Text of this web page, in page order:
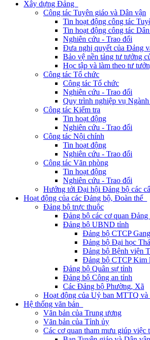
Xây dựng Đảng
Công tác Tuyên giáo và Dân vận
Tin hoạt động công tác
Tin hoạt động công tác
Nghiên cứu - Trao đổi
Đưa nghị quyết của Đảng
Bảo vệ nền tảng tư tưởng
Học tập và làm theo tư
Công tác Tổ chức
Công tác Tổ chức
Nghiên cứu - Trao đổi
Quy trình nghiệp vụ
Công tác Kiểm tra
Tin hoạt động
Nghiên cứu - Trao đổi
Công tác Nội chính
Tin hoạt động
Nghiên cứu - Trao đổi
Công tác Văn phòng
Tin hoạt động
Nghiên cứu - Trao đổi
Hướng tới Đại hội Đảng bộ các
Hoạt động của các Đảng bộ, Đoàn thể
Đảng bộ trực thuộc
Đảng bộ các cơ quan Đảng
Đảng bộ UBND tỉnh
Đảng bộ CTCP
Đảng bộ Đại học
Đảng bộ Bệnh viện
Đảng bộ CTCP Kim
Đảng bộ Quân sự tỉnh
Đảng bộ Công an tỉnh
Các Đảng bộ Phường, Xã
Hoạt động của Uỷ ban MTTQ và
Hệ thống văn bản
Văn bản của Trung ương
Văn bản của Tỉnh ủy
Các cơ quan tham mưu giúp việc